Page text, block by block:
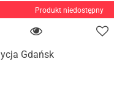
Produkt niedostępny
Gdańsk